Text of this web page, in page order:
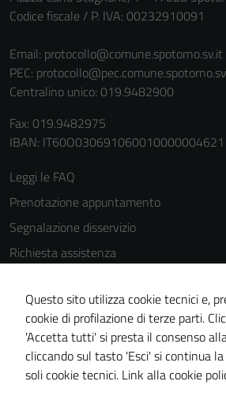
Codice fiscale / P. IVA: 00232910091
Email: protocollo@comune.spotorno.sv.it
PEC:
Centralino unico: 019.9482900
Fax: 019.9482975
IBAN:
Leggi le FAQ
Prenotazione appuntamento
Segnalazione disservizio
Richiesta assistenza
Informativa privacy
Cookie Policy
Note legali
Dichiarazione di accessibilità
Questo sito utilizza cookie tecnici e,
cookie di profilazione di terze parti.
'Accetta tutti' si presta il consenso
cliccando sul tasto 'Esci' si continua
soli cookie tecnici. Link alla cookie